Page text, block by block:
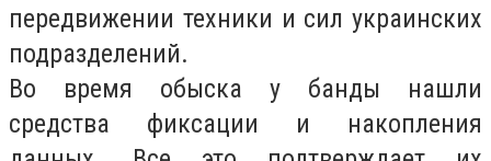
передвижении техники и сил украинских
подразделений.
Во время обыска у банды нашли
средства фиксации и накопления